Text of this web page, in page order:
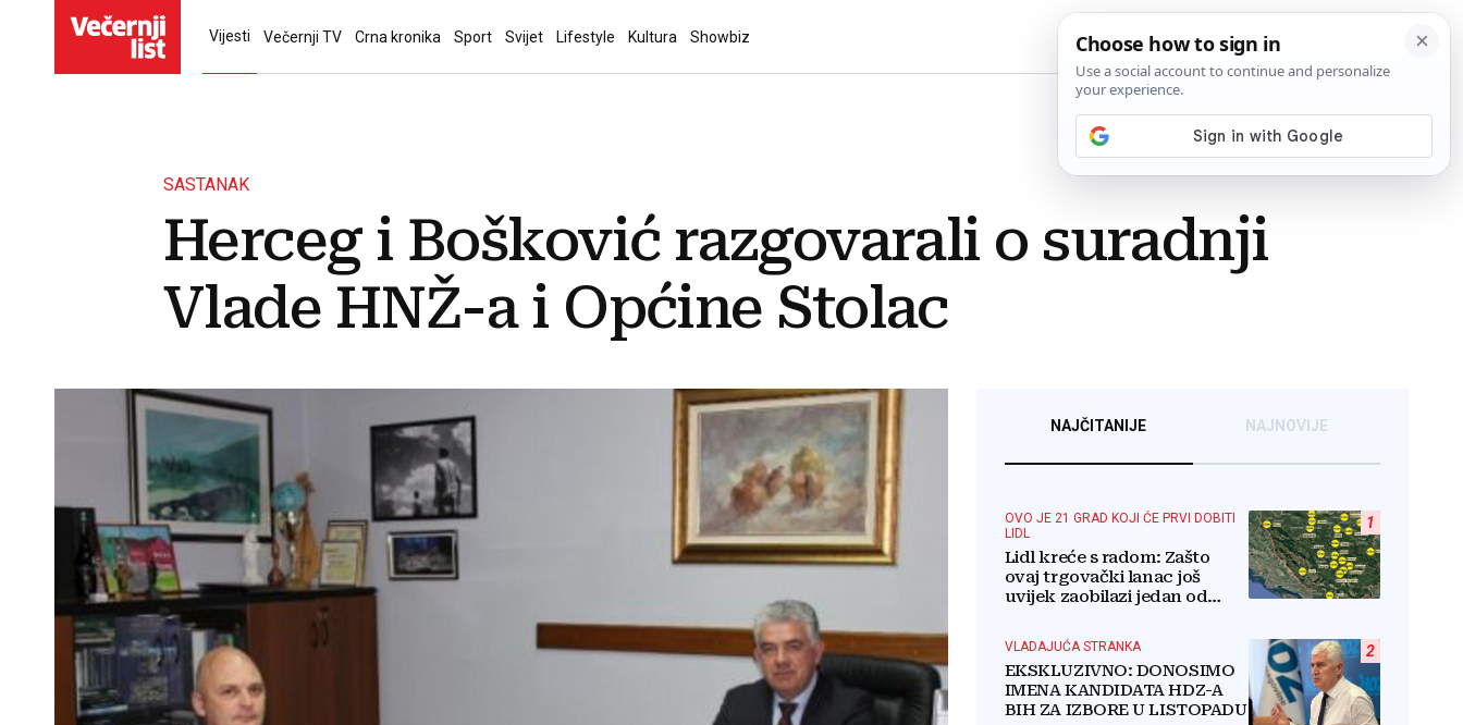
Vijesti Večernji TV Crna kronika Sport Svijet Lifestyle Kultura Showbiz
SASTANAK
Herceg i Bošković razgovarali o suradnji
Vlade HNŽ-a i Općine Stolac
NAJČITANIJE NAJNOVIJE
1
OVO JE 21 GRAD KOJI ĆE PRVI DOBITI
LIDL
Lidl kreće s radom: Zašto
ovaj trgovački lanac još
uvijek zaobilazi jedan od
2
VLADAJUĆA STRANKA
EKSKLUZIVNO: DONOSIMO
IMENA KANDIDATA HDZ-A
BIH ZA IZBORE U LISTOPADU